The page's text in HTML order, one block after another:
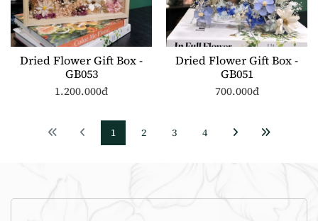
Dried Flower Gift Box -
GB053
1.200.000đ
Dried Flower Gift Box -
GB051
700.000đ
1 2 3 4